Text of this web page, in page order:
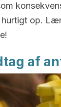
op.
af